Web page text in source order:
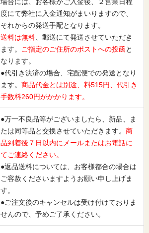
度にて弊社に入金通知がまいりますので、
それからの発送手配となります。
送料は無料 、郵送にて発送させていただき
ます。
ご指定のご住所のポストへの投函と
なります。
●代引き決済の場合、宅配便での発送となり
ます。 商品代金とは別途、料515円、代引き
手数料260円がかかります。
●万一不良品等がございましたら、新品、ま
たは同等品と交換させていただきます。 商
品到着後７日以内にメールまたはお電話に
てご連絡ください。
●返品送料については、お客様都合の場合は
ご容赦くださいますようお願い申し上げま
す。
●ご注文後のキャンセルは受け付けておりま
せんので、予めご了承ください。